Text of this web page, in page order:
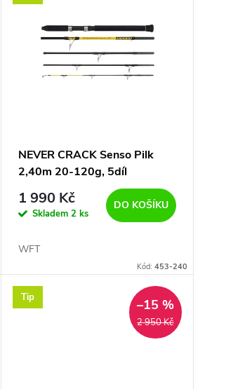
NEVER CRACK Senso Pilk
2,40m 20-120g, 5díl
1 990 Kč
Skladem 2 ks
DO KOŠÍKU
WFT
Kód: 453-240
Tip
2 950 Kč
–15 %